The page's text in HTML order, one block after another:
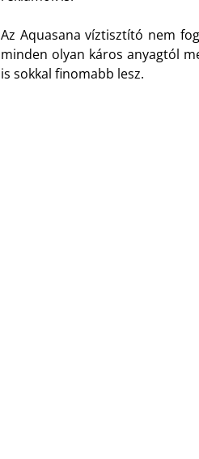
Az Aquasana víztisztító nem
minden olyan káros anyagtól
is sokkal finomabb lesz.